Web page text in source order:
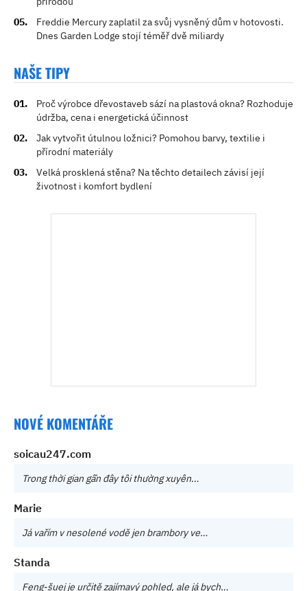
Freddie Mercury zaplatil za svůj vysněný dům v hotovosti.
Dnes Garden Lodge stojí téměř dvě miliardy
NAŠE TIPY
Proč výrobce dřevostaveb sází na plastová okna? Rozhoduje
údržba, cena i energetická účinnost
Jak vytvořit útulnou ložnici? Pomohou barvy, textilie i
přírodní materiály
Velká prosklená stěna? Na těchto detailech závisí její
životnost i komfort bydlení
NOVÉ KOMENTÁŘE
soicau247.com
Trong thời gian gần đây tôi thường xuyên…
Marie
Já vařím v nesolené vodě jen brambory ve…
Standa
Feng-šuej je určitě zajímavý pohled, ale já bych…